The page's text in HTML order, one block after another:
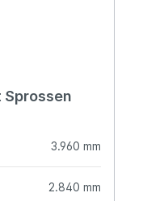
3.960 mm
2.840 mm